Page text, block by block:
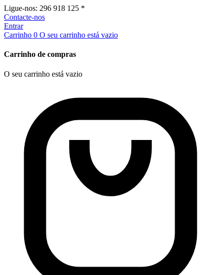
Ligue-nos: 296 918 125 *
Contacte-nos
Entrar
Carrinho 0 O seu carrinho está vazio
Carrinho de compras
O seu carrinho está vazio